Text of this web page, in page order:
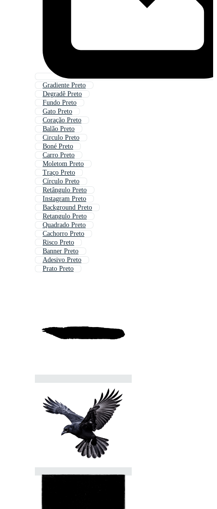
Gradiente Preto
Degradê Preto
Fundo Preto
Gato Preto
Coração Preto
Balão Preto
Circulo Preto
Boné Preto
Carro Preto
Moletom Preto
Traço Preto
Círculo Preto
Retângulo Preto
Instagram Preto
Background Preto
Retangulo Preto
Quadrado Preto
Cachorro Preto
Risco Preto
Banner Preto
Adesivo Preto
Prato Preto